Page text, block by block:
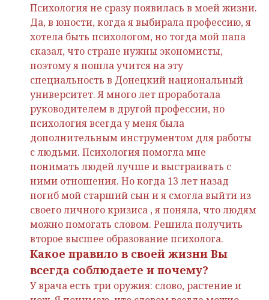
Психология не сразу появилась в моей жизни.
Да, в юности, когда я выбирала профессию, я
хотела быть психологом, но тогда мой папа
сказал, что стране нужны экономисты,
поэтому я пошла учится на эту
специальность в Донецкий национальный
университет. Я много лет проработала
руководителем в другой профессии, но
психология всегда у меня была
дополнительным инструментом для работы
с людьми. Психология помогла мне
понимать людей лучше и выстраивать с
ними отношения. Но когда 13 лет назад
погиб мой старший сын и я смогла выйти из
своего личного кризиса , я поняла, что людям
можно помогать словом. Решила получить
второе высшее образование психолога.
Какое правило в своей жизни Вы
всегда соблюдаете и почему?
У врача есть три оружия: слово, растение и